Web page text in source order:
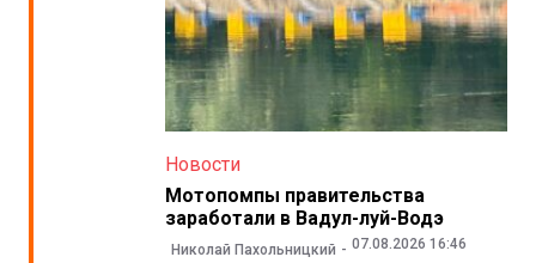
Новости
Мотопомпы правительства
заработали в Вадул-луй-Водэ
Николай Пахольницкий 07.08.2026 16:46